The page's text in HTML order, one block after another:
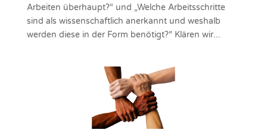
Arbeiten überhaupt?“ und „Welche Arbeitsschritte
sind als wissenschaftlich anerkannt und weshalb
werden diese in der Form benötigt?“ Klären wir...